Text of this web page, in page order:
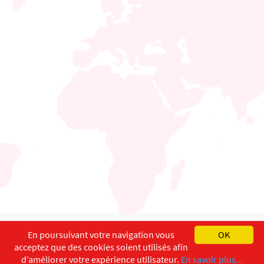
English Français
Copyright ©ISEC-AdW Impressum
OK
En poursuivant votre navigation vous
acceptez que des cookies soient utilisés afin
d’améliorer votre expérience utilisateur. En savoir plus...